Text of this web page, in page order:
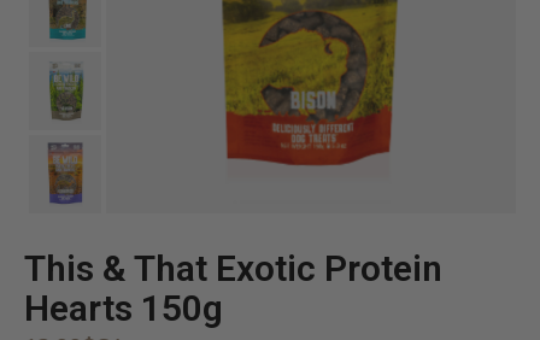
This & That Exotic Protein
Hearts 150g